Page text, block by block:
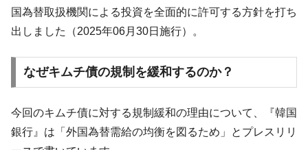
国為替取扱機関による投資を全面的に許可する方針を打ち
出しました（2025年06月30日施行）。
なぜキムチ債の規制を緩和するのか？
今回のキムチ債に対する規制緩和の理由について、『韓国
銀行』は「外国為替需給の均衡を図るため」とプレスリリ